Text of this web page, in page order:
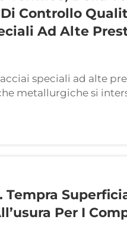
Controllo
Ad Alte
speciali ad alte
metallurgiche si
Poiché settori quali
materiali che ...
Per I